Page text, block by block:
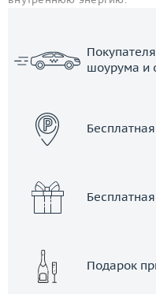
шоурума и
Подарок